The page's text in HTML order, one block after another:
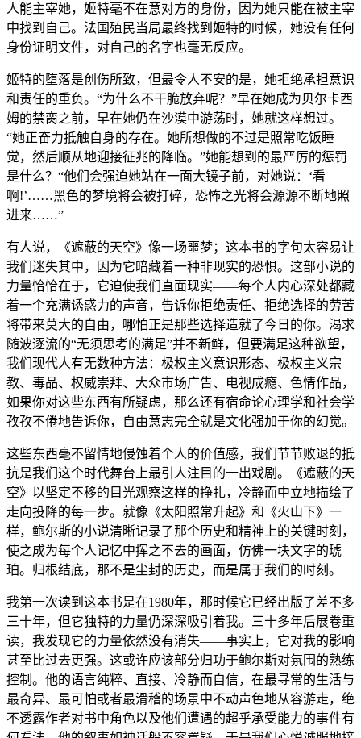
人能主宰她，姬特毫不在意对方的身份，因为她只能在被主宰
中找到自己。法国殖民当局最终找到姬特的时候，她没有任何
身份证明文件，对自己的名字也毫无反应。
姬特的堕落是创伤所致，但最令人不安的是，她拒绝承担意识
和责任的重负。“为什么不干脆放弃呢？”早在她成为贝尔卡西
姆的禁脔之前，早在她仍在沙漠中游荡时，她就这样想过。
“她正奋力抵触自身的存在。她所想做的不过是照常吃饭睡
觉，然后顺从地迎接征兆的降临。”她能想到的最严厉的惩罚
是什么？“他们会强迫她站在一面大镜子前，对她说：‘看
啊!’……黑色的梦境将会被打碎，恐怖之光将会源源不断地照
进来……”
有人说，《遮蔽的天空》像一场噩梦；这本书的字句太容易让
我们迷失其中，因为它暗藏着一种非现实的恐惧。这部小说的
力量恰恰在于，它迫使我们直面现实——每个人内心深处都藏
着一个充满诱惑力的声音，告诉你拒绝责任、拒绝选择的劳苦
将带来莫大的自由，哪怕正是那些选择造就了今日的你。渴求
随波逐流的“无须思考的满足”并不新鲜，但要满足这种欲望，
我们现代人有无数种方法：极权主义意识形态、极权主义宗
教、毒品、权威崇拜、大众市场广告、电视成瘾、色情作品，
如果你对这些东西有所疑虑，那么还有宿命论心理学和社会学
孜孜不倦地告诉你，自由意志完全就是文化强加于你的幻觉。
这些东西毫不留情地侵蚀着个人的价值感，我们节节败退的抵
抗是我们这个时代舞台上最引人注目的一出戏剧。《遮蔽的天
空》以坚定不移的目光观察这样的挣扎，冷静而中立地描绘了
走向投降的每一步。就像《太阳照常升起》和《火山下》一
样，鲍尔斯的小说清晰记录了那个历史和精神上的关键时刻，
使之成为每个人记忆中挥之不去的画面，仿佛一块文字的琥
珀。归根结底，那不是尘封的历史，而是属于我们的时刻。
我第一次读到这本书是在1980年，那时候它已经出版了差不多
三十年，但它独特的力量仍深深吸引着我。三十多年后展卷重
读，我发现它的力量依然没有消失——事实上，它对我的影响
甚至比过去更强。这或许应该部分归功于鲍尔斯对氛围的熟练
控制。他的语言纯粹、直接、冷静而自信，在最寻常的生活与
最奇异、最可怕或者最滑稽的场景中不动声色地从容游走，绝
不透露作者对书中角色以及他们遭遇的超乎承受能力的事件有